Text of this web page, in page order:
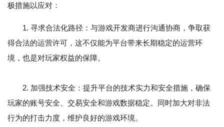
极措施以应对：
1. 寻求合法化路径：与游戏开发商进行沟通协商，争取获
得合法的运营许可，这不仅能为平台带来长期稳定的运营环
境，也是对玩家权益的保障。
2. 加强技术安全：提升平台的技术实力和安全措施，确保
玩家的账号安全、交易安全和游戏数据稳定。同时加大对非法
行为的打击力度，维护良好的游戏环境。